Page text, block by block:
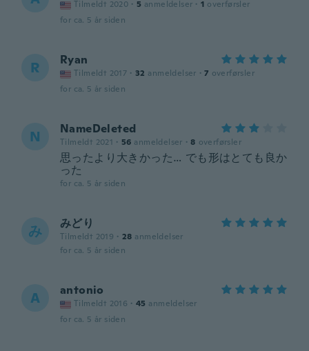
Tilmeldt 2020 · 5 anmeldelser · 1 overførsler
for ca. 5 år siden
R Ryan
Tilmeldt 2017 · 32 anmeldelser · 7 overførsler
for ca. 5 år siden
N NameDeleted
Tilmeldt 2021 · 56 anmeldelser · 8 overførsler
思ったより大きかった… でも形はとても良か
った
for ca. 5 år siden
み みどり
Tilmeldt 2019 · 28 anmeldelser
for ca. 5 år siden
A antonio
Tilmeldt 2016 · 45 anmeldelser
for ca. 5 år siden